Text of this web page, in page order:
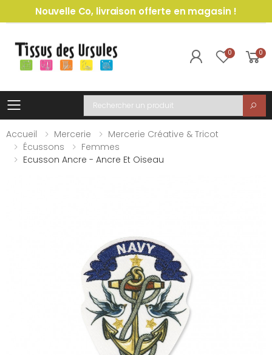
Nouvelle Co, livraison offerte en magasin !
0 0
Toggle mobile menu
Recherche
Accueil
Mercerie
Mercerie Créative & Tricot
Écussons
Femmes
Ecusson Ancre - Ancre Et Oiseau